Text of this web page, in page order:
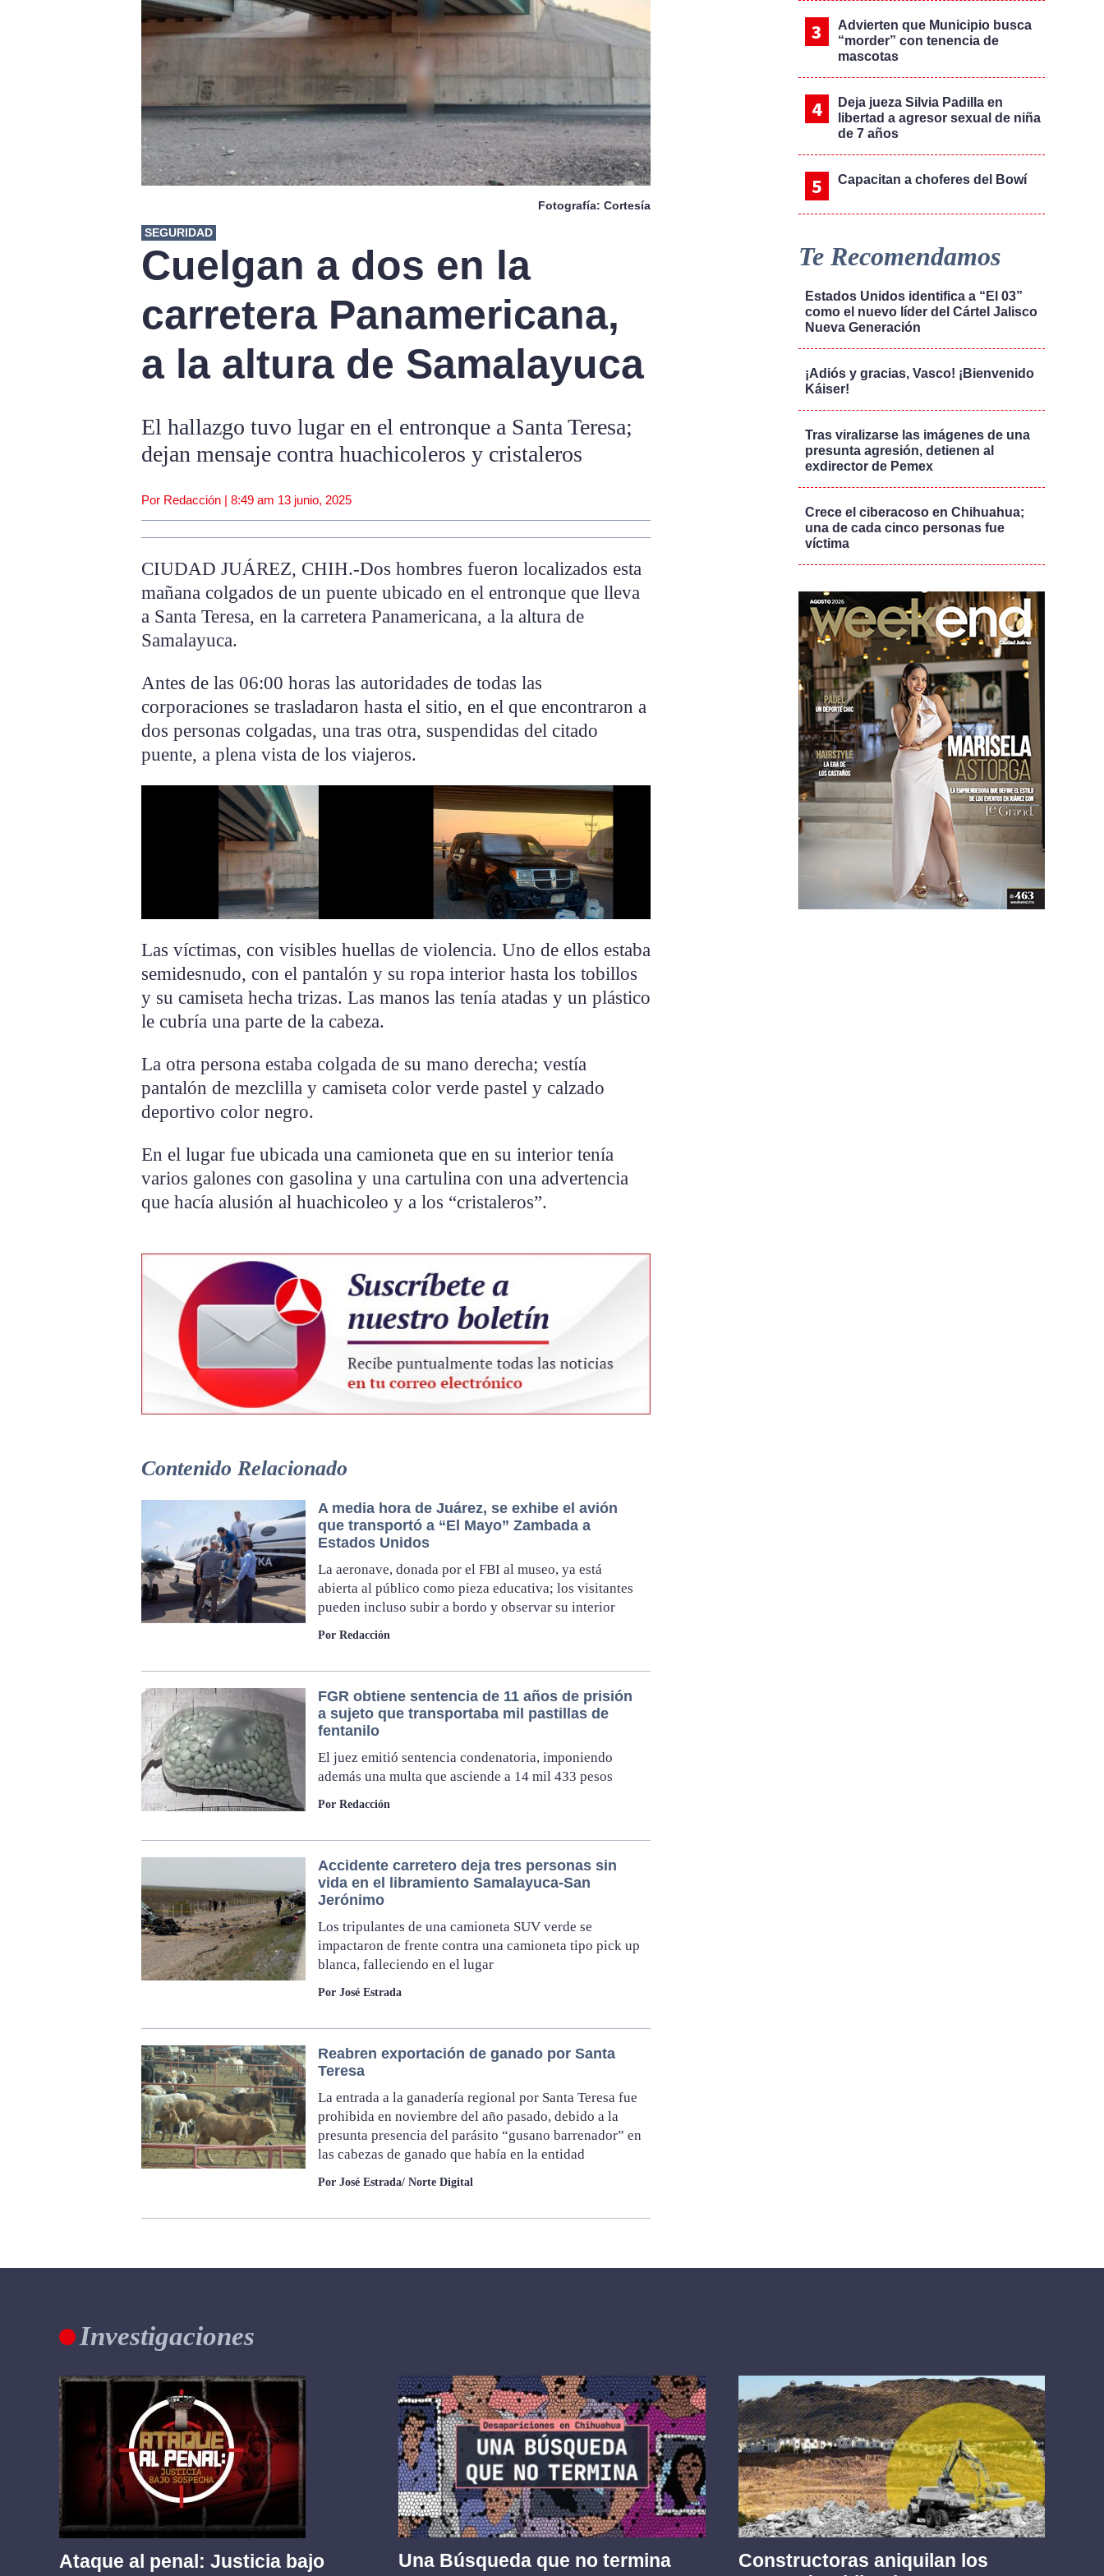
Fotografía: Cortesía
SEGURIDAD
Cuelgan a dos en la
carretera Panamericana,
a la altura de Samalayuca
El hallazgo tuvo lugar en el entronque a Santa Teresa;
dejan mensaje contra huachicoleros y cristaleros
Por Redacción | 8:49 am 13 junio, 2025
CIUDAD JUÁREZ, CHIH.-Dos hombres fueron localizados esta
mañana colgados de un puente ubicado en el entronque que lleva
a Santa Teresa, en la carretera Panamericana, a la altura de
Samalayuca.
Antes de las 06:00 horas las autoridades de todas las
corporaciones se trasladaron hasta el sitio, en el que encontraron a
dos personas colgadas, una tras otra, suspendidas del citado
puente, a plena vista de los viajeros.
Las víctimas, con visibles huellas de violencia. Uno de ellos estaba
semidesnudo, con el pantalón y su ropa interior hasta los tobillos
y su camiseta hecha trizas. Las manos las tenía atadas y un plástico
le cubría una parte de la cabeza.
La otra persona estaba colgada de su mano derecha; vestía
pantalón de mezclilla y camiseta color verde pastel y calzado
deportivo color negro.
En el lugar fue ubicada una camioneta que en su interior tenía
varios galones con gasolina y una cartulina con una advertencia
que hacía alusión al huachicoleo y a los “cristaleros”.
Contenido Relacionado
A media hora de Juárez, se exhibe el avión
que transportó a “El Mayo” Zambada a
Estados Unidos
La aeronave, donada por el FBI al museo, ya está
abierta al público como pieza educativa; los visitantes
pueden incluso subir a bordo y observar su interior
Por Redacción
FGR obtiene sentencia de 11 años de prisión
a sujeto que transportaba mil pastillas de
fentanilo
El juez emitió sentencia condenatoria, imponiendo
además una multa que asciende a 14 mil 433 pesos
Por Redacción
Accidente carretero deja tres personas sin
vida en el libramiento Samalayuca-San
Jerónimo
Los tripulantes de una camioneta SUV verde se
impactaron de frente contra una camioneta tipo pick up
blanca, falleciendo en el lugar
Por José Estrada
Reabren exportación de ganado por Santa
Teresa
La entrada a la ganadería regional por Santa Teresa fue
prohibida en noviembre del año pasado, debido a la
presunta presencia del parásito “gusano barrenador” en
las cabezas de ganado que había en la entidad
Por José Estrada/ Norte Digital
Advierten que Municipio busca
“morder” con tenencia de
mascotas
Deja jueza Silvia Padilla en
libertad a agresor sexual de niña
de 7 años
Capacitan a choferes del Bowí
Te Recomendamos
Estados Unidos identifica a “El 03”
como el nuevo líder del Cártel Jalisco
Nueva Generación
¡Adiós y gracias, Vasco! ¡Bienvenido
Káiser!
Tras viralizarse las imágenes de una
presunta agresión, detienen al
exdirector de Pemex
Crece el ciberacoso en Chihuahua;
una de cada cinco personas fue
víctima
Investigaciones
Ataque al penal: Justicia bajo
Una Búsqueda que no termina
Constructoras aniquilan los